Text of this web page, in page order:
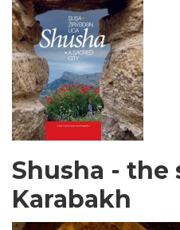
Shusha - the
Karabakh